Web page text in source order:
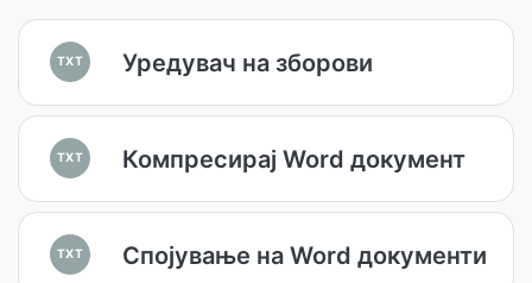
TXT Уредувач на зборови
TXT Компресирај Word документ
TXT Спојување на Word документи